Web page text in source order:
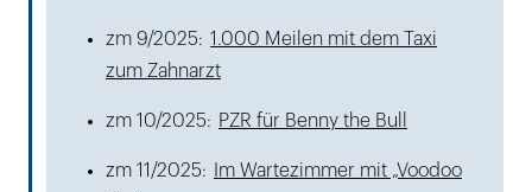
zm 9/2025: 1.000 Meilen mit dem Taxi
zum Zahnarzt
zm 10/2025: PZR für Benny the Bull
zm 11/2025:
Im Wartezimmer mit „Voodoo